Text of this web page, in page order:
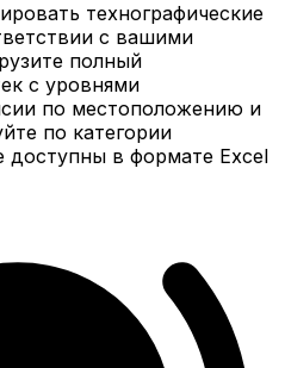
технографические
с вашими
полный
с уровнями
по местоположению и
по категории
доступны в формате Excel